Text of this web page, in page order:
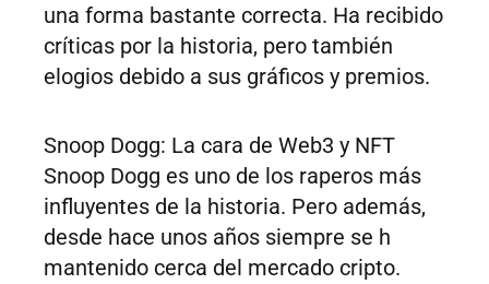
una forma bastante correcta. Ha recibido
críticas por la historia, pero también
elogios debido a sus gráficos y premios.
Snoop Dogg: La cara de Web3 y NFT
Snoop Dogg es uno de los raperos más
influyentes de la historia. Pero además,
desde hace unos años siempre se h
mantenido cerca del mercado cripto.